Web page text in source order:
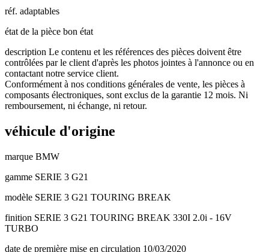
réf. adaptables
état de la pièce bon état
description Le contenu et les références des pièces doivent être
contrôlées par le client d'après les photos jointes à l'annonce ou en
contactant notre service client.
Conformément à nos conditions générales de vente, les pièces à
composants électroniques, sont exclus de la garantie 12 mois. Ni
remboursement, ni échange, ni retour.
véhicule d'origine
marque BMW
gamme SERIE 3 G21
modèle SERIE 3 G21 TOURING BREAK
finition SERIE 3 G21 TOURING BREAK 330I 2.0i - 16V
TURBO
date de première mise en circulation 10/03/2020